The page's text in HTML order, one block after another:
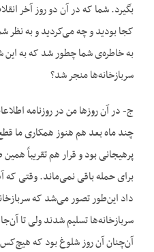
بگیرد. شما که در آن دو روز آخر
کجا بودید و چه می‌کردید و به نظر
به خاطره‌ی شما چطور شد که به
سربازخانه‌ها منجر شد؟
ج- در آن روزها من در روزنامه
چند ماه بعد هم هنوز همکاری ما
پرهیجانی بود و قرار هم تقریباً
برای حمله باقی نمی‌ماند. وقتی که
داد این‌طور تصور می‌شد که
سربازخانه‌ها تسلیم شدند ولی تا
آن‌چنان آن روز شلوغ بود که